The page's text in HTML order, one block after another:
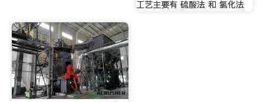
工艺主要有 硫酸法 和 氯化法